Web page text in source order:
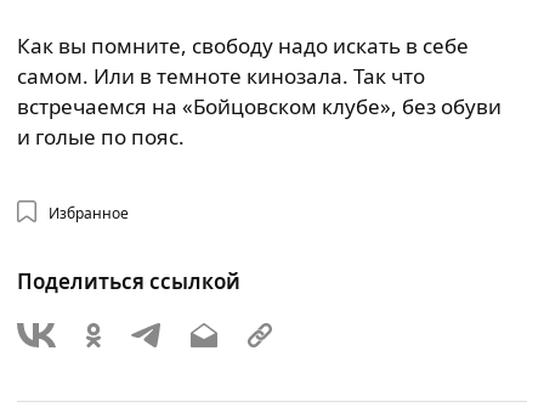
Как вы помните, свободу надо искать в себе
самом. Или в темноте кинозала. Так что
встречаемся на «Бойцовском клубе», без обуви
и голые по пояс.
Избранное
Поделиться ссылкой